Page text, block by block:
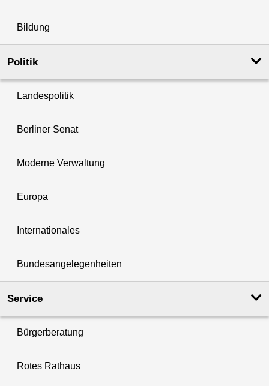
Bildung
Politik
Landespolitik
Berliner Senat
Moderne Verwaltung
Europa
Internationales
Bundesangelegenheiten
Service
Bürgerberatung
Rotes Rathaus